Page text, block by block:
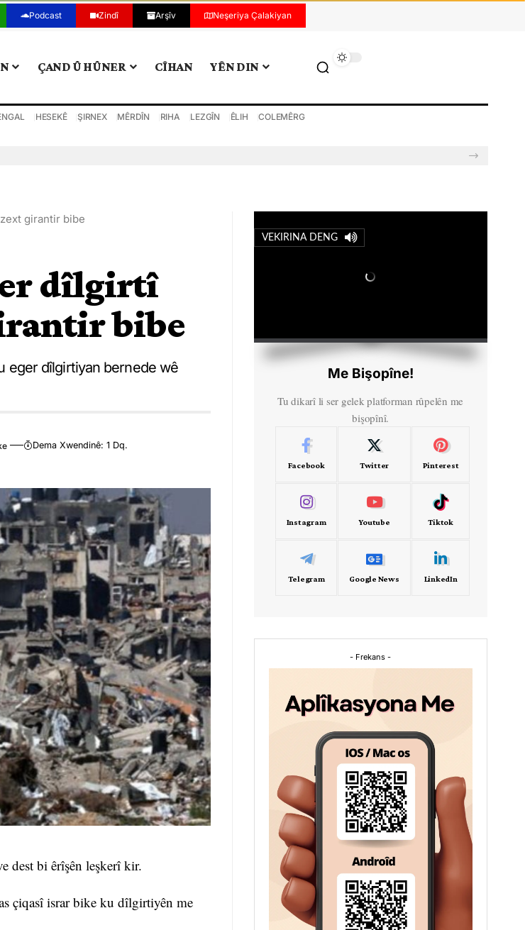
Podcast Zindî Arşîv Neşeriya Çalakiyan
ÇAND Û HÛNER CÎHAN YÊN DIN
HESEKÊ ŞIRNEX MÊRDÎN RIHA LEZGÎN ÊLIH COLEMÊRG
girantir bibe
dîlgirtî
bibe
eger dîlgirtiyan bernede wê
Dema Xwendinê: 1 Dq.
dest bi êrîşên leşkerî kir.
çiqasî israr bike ku dîlgirtiyên me
VEKIRINA DENG
Me Bişopîne!
Tu dikarî li ser gelek platforman rûpelên me
bişopînî.
Facebook Twitter Pinterest
Instagram Youtube Tiktok
Telegram Google News LinkedIn
- Frekans -